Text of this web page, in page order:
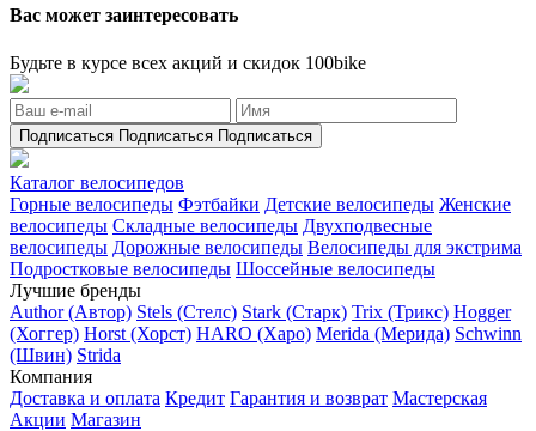
Вас может заинтересовать
Будьте в курсе всех акций и скидок 100bike
Подписаться Подписаться Подписаться
Каталог велосипедов
Горные велосипеды Фэтбайки Детские велосипеды Женские
велосипеды Складные велосипеды Двухподвесные
велосипеды Дорожные велосипеды Велосипеды для экстрима
Подростковые велосипеды Шоссейные велосипеды
Лучшие бренды
Author (Автор) Stels (Стелс) Stark (Старк) Trix (Трикс) Hogger
(Хоггер) Horst (Хорст) HARO (Харо) Merida (Мерида) Schwinn
(Швин) Strida
Компания
Доставка и оплата Кредит Гарантия и возврат Мастерская
Акции Магазин